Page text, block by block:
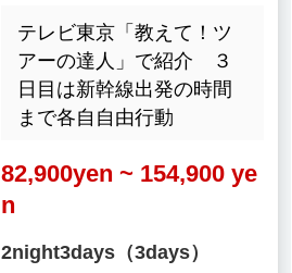
テレビ東京「教えて！ツ
アーの達人」で紹介 ３
日目は新幹線出発の時間
まで各自自由行動
82,900yen ~ 154,900 ye
n
2night3days（3days）